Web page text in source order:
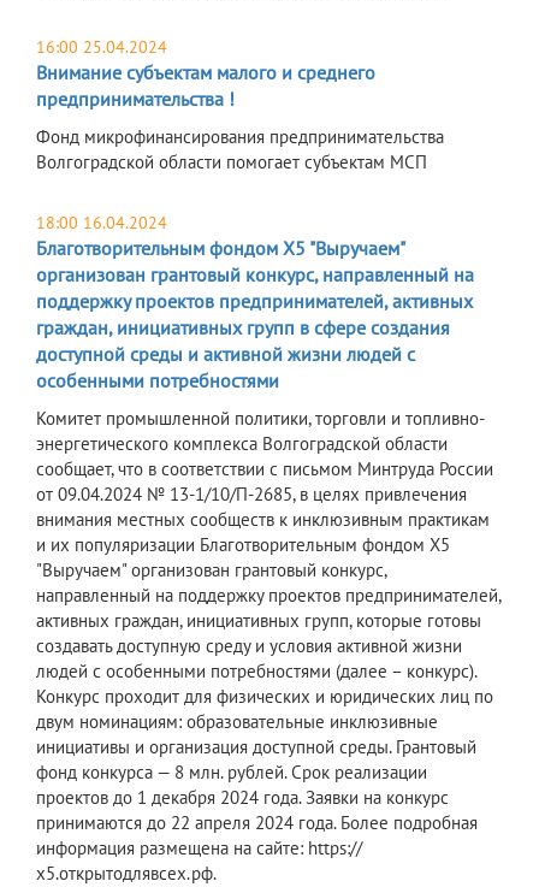
16:00 25.04.2024
Внимание субъектам малого и среднего
предпринимательства !
Фонд микрофинансирования предпринимательства
Волгоградской области помогает субъектам МСП
18:00 16.04.2024
Благотворительным фондом Х5 "Выручаем"
организован грантовый конкурс, направленный на
поддержку проектов предпринимателей, активных
граждан, инициативных групп в сфере создания
доступной среды и активной жизни людей с
особенными потребностями
Комитет промышленной политики, торговли и топливно-
энергетического комплекса Волгоградской области
сообщает, что в соответствии с письмом Минтруда России
от 09.04.2024 № 13-1/10/П-2685, в целях привлечения
внимания местных сообществ к инклюзивным практикам
и их популяризации Благотворительным фондом Х5
"Выручаем" организован грантовый конкурс,
направленный на поддержку проектов предпринимателей,
активных граждан, инициативных групп, которые готовы
создавать доступную среду и условия активной жизни
людей с особенными потребностями (далее – конкурс).
Конкурс проходит для физических и юридических лиц по
двум номинациям: образовательные инклюзивные
инициативы и организация доступной среды. Грантовый
фонд конкурса — 8 млн. рублей. Срок реализации
проектов до 1 декабря 2024 года. Заявки на конкурс
принимаются до 22 апреля 2024 года. Более подробная
информация размещена на сайте: https://
х5.открытодлявсех.рф.